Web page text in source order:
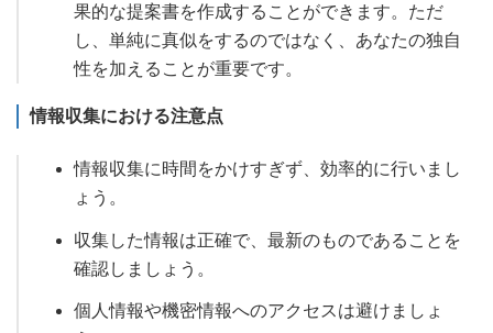
果的な提案書を作成することができます。ただ
し、単純に真似をするのではなく、あなたの独自
性を加えることが重要です。
情報収集における注意点
情報収集に時間をかけすぎず、効率的に行いまし
ょう。
収集した情報は正確で、最新のものであることを
確認しましょう。
個人情報や機密情報へのアクセスは避けましょ